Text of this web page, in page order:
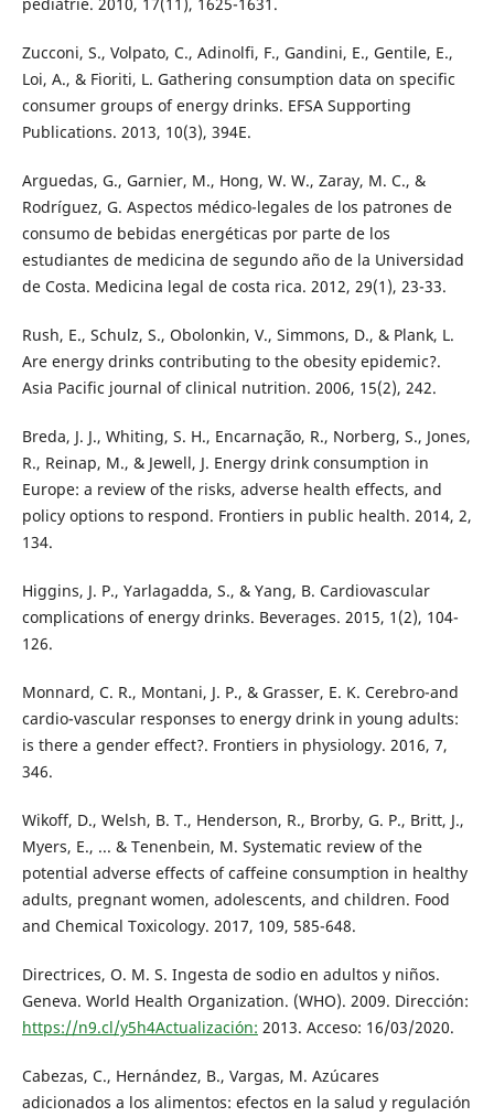
Zucconi, S., Volpato, C., Adinolfi, F., Gandini, E., Gentile, E.,
Loi, A., & Fioriti, L. Gathering consumption data on specific
consumer groups of energy drinks. EFSA Supporting
Publications. 2013, 10(3), 394E.
Arguedas, G., Garnier, M., Hong, W. W., Zaray, M. C., &
Rodríguez, G. Aspectos médico-legales de los patrones de
consumo de bebidas energéticas por parte de los
estudiantes de medicina de segundo año de la Universidad
de Costa. Medicina legal de costa rica. 2012, 29(1), 23-33.
Rush, E., Schulz, S., Obolonkin, V., Simmons, D., & Plank, L.
Are energy drinks contributing to the obesity epidemic?.
Asia Pacific journal of clinical nutrition. 2006, 15(2), 242.
Breda, J. J., Whiting, S. H., Encarnação, R., Norberg, S., Jones,
R., Reinap, M., & Jewell, J. Energy drink consumption in
Europe: a review of the risks, adverse health effects, and
policy options to respond. Frontiers in public health. 2014, 2,
134.
Higgins, J. P., Yarlagadda, S., & Yang, B. Cardiovascular
complications of energy drinks. Beverages. 2015, 1(2), 104-
126.
Monnard, C. R., Montani, J. P., & Grasser, E. K. Cerebro-and
cardio-vascular responses to energy drink in young adults:
is there a gender effect?. Frontiers in physiology. 2016, 7,
346.
Wikoff, D., Welsh, B. T., Henderson, R., Brorby, G. P., Britt, J.,
Myers, E., ... & Tenenbein, M. Systematic review of the
potential adverse effects of caffeine consumption in healthy
adults, pregnant women, adolescents, and children. Food
and Chemical Toxicology. 2017, 109, 585-648.
Directrices, O. M. S. Ingesta de sodio en adultos y niños.
Geneva. World Health Organization. (WHO). 2009. Dirección:
https://n9.cl/y5h4Actualización: 2013. Acceso: 16/03/2020.
Cabezas, C., Hernández, B., Vargas, M. Azúcares
adicionados a los alimentos: efectos en la salud y regulación